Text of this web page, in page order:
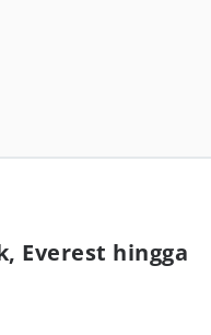
Everest hingga